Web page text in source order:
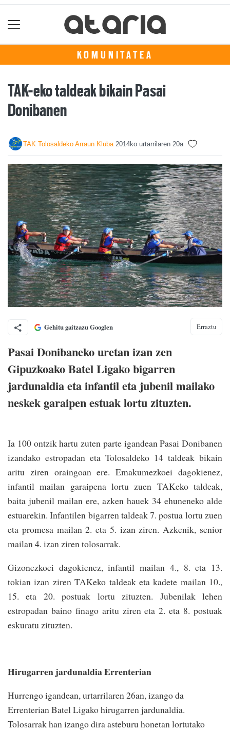
KOMUNITATEA
TAK-eko taldeak bikain Pasai
Donibanen
TAK Tolosaldeko Arraun Kluba 2014ko urtarrilaren 20a
Gehitu gaitzazu Googlen Erraztu
Pasai Donibaneko uretan izan zen
Gipuzkoako Batel Ligako bigarren
jardunaldia eta infantil eta jubenil mailako
neskek garaipen estuak lortu zituzten.
Ia 100 ontzik hartu zuten parte igandean Pasai Donibanen
izandako estropadan eta Tolosaldeko 14 taldeak bikain
aritu ziren oraingoan ere. Emakumezkoei dagokienez,
infantil mailan garaipena lortu zuen TAKeko taldeak,
baita jubenil mailan ere, azken hauek 34 ehuneneko alde
estuarekin. Infantilen bigarren taldeak 7. postua lortu zuen
eta promesa mailan 2. eta 5. izan ziren. Azkenik, senior
mailan 4. izan ziren tolosarrak.
Gizonezkoei dagokienez, infantil mailan 4., 8. eta 13.
tokian izan ziren TAKeko taldeak eta kadete mailan 10.,
15. eta 20. postuak lortu zituzten. Jubenilak lehen
estropadan baino finago aritu ziren eta 2. eta 8. postuak
eskuratu zituzten.
Hirugarren jardunaldia Errenterian
Hurrengo igandean, urtarrilaren 26an, izango da
Errenterian Batel Ligako hirugarren jardunaldia.
Tolosarrak han izango dira asteburu honetan lortutako